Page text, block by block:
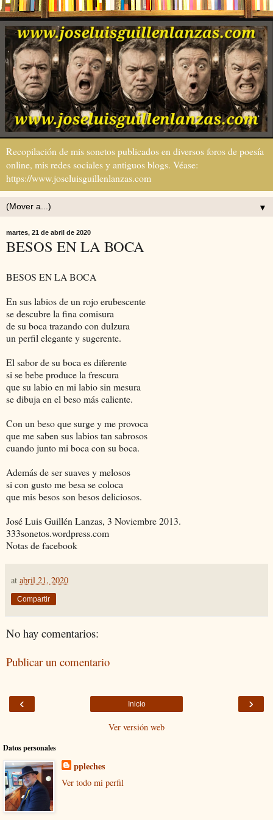
Recopilación de mis sonetos publicados en diversos foros de poesía
online, mis redes sociales y antiguos blogs. Véase:
https://www.joseluisguillenlanzas.com
▼
martes, 21 de abril de 2020
BESOS EN LA BOCA
BESOS EN LA BOCA
En sus labios de un rojo erubescente
se descubre la fina comisura
de su boca trazando con dulzura
un perfil elegante y sugerente.
El sabor de su boca es diferente
si se bebe produce la frescura
que su labio en mi labio sin mesura
se dibuja en el beso más caliente.
Con un beso que surge y me provoca
que me saben sus labios tan sabrosos
cuando junto mi boca con su boca.
Además de ser suaves y melosos
si con gusto me besa se coloca
que mis besos son besos deliciosos.
José Luis Guillén Lanzas, 3 Noviembre 2013.
333sonetos.wordpress.com
Notas de facebook
at abril 21, 2020
Compartir
No hay comentarios:
Publicar un comentario
‹ ›
Inicio
Ver versión web
Datos personales
ppleches
Ver todo mi perfil